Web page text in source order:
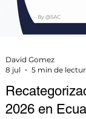
2026 en
David Gomez
8 jul
5 min de